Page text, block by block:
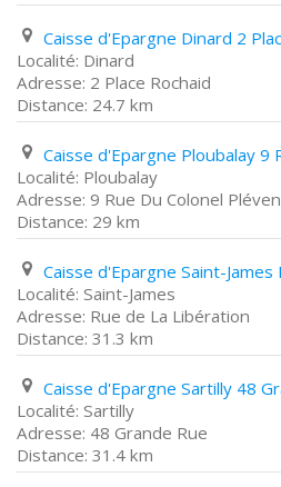
Dinard
2 Place Rochaid
24.7 km
Ploubalay
9 Rue Du Colonel Pléven
29 km
Saint-James
Rue de La Libération
31.3 km
Sartilly
48 Grande Rue
31.4 km